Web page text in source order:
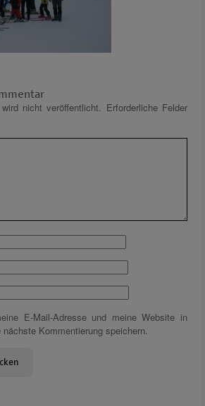
nicht veröffentlicht. Erforderliche Felder
E-Mail-Adresse und meine Website in
Kommentierung speichern.